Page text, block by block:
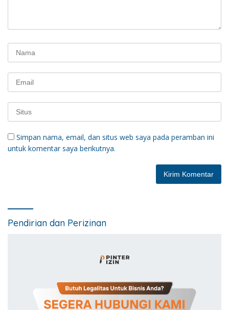
Simpan nama, email, dan situs web saya pada peramban ini
untuk komentar saya berikutnya.
Pendirian dan Perizinan